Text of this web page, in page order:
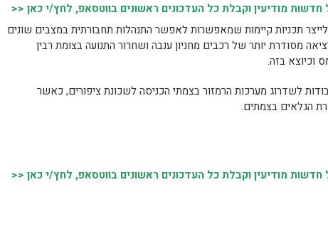
מודיעין וקבלת כל העדכונים ראשונים בווטסאפ, לחץ/י כאן <<
תכניות קיימות שמאפשרות לאפשר התנהלות תחבורתית במצבים שונים
מסודרת יותר של רכבים מחניון ענבה ושחרור התנועה בצומת רבין
וכיוצא בזה.
לשדרוג מערכות הרמזור בצמתי הכניסה לשכונת ציפורים, כאשר
הגלאים בצמתים.
מודיעין וקבלת כל העדכונים ראשונים בווטסאפ, לחץ/י כאן <<